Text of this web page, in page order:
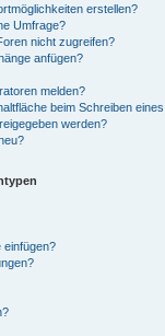
erstellen?
Umfrage?
nicht zugreifen?
anfügen?
melden?
beim Schreiben
werden?
einfügen?